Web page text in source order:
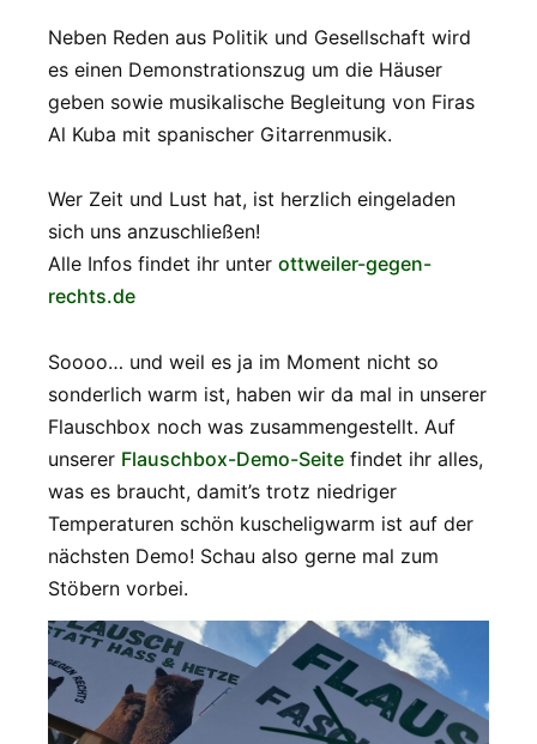
Neben Reden aus Politik und Gesellschaft wird
es einen Demonstrationszug um die Häuser
geben sowie musikalische Begleitung von Firas
Al Kuba mit spanischer Gitarrenmusik.
Wer Zeit und Lust hat, ist herzlich eingeladen
sich uns anzuschließen!
Alle Infos findet ihr unter ottweiler-gegen-
rechts.de
Soooo… und weil es ja im Moment nicht so
sonderlich warm ist, haben wir da mal in unserer
Flauschbox noch was zusammengestellt. Auf
unserer Flauschbox-Demo-Seite findet ihr alles,
was es braucht, damit’s trotz niedriger
Temperaturen schön kuscheligwarm ist auf der
nächsten Demo! Schau also gerne mal zum
Stöbern vorbei.